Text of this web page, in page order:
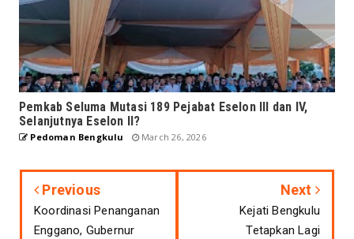
Pemkab Seluma Mutasi 189 Pejabat Eselon III dan IV,
Selanjutnya Eselon II?
Pedoman Bengkulu March 26, 2026
Previous
Koordinasi Penanganan
Enggano, Gubernur
Next
Kejati Bengkulu
Tetapkan Lagi